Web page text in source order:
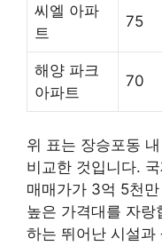
씨엘 아파
트
75
해양 파크
아파트
70
위 표는 장승포동
비교한 것입니다.
매매가가 3억 5천
높은 가격대를 자
하는 뛰어난 시설과